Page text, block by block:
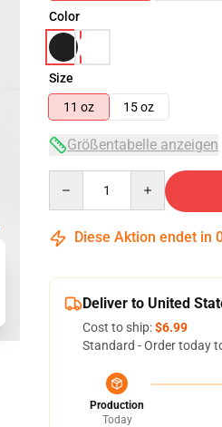
Color
Size
11 oz
15 oz
Größentabelle anzeigen
Diese Aktion endet in
Deliver to United
Cost to ship:$6.99
Standard - Order today
Production
Today